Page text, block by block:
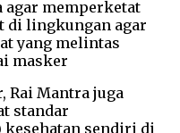
agar memperketat
di lingkungan agar
yang melintas
masker
Rai Mantra juga
standar
kesehatan sendiri di